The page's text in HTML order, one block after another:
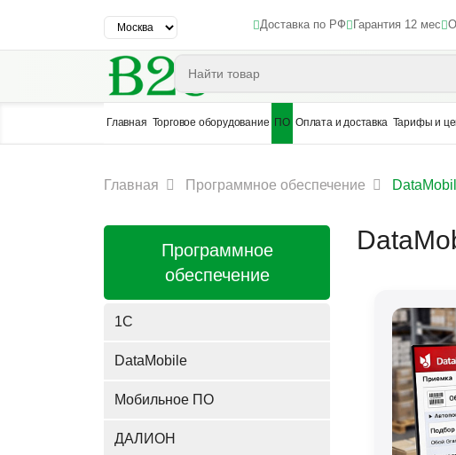
Доставка по РФ Гарантия 12 мес
Главная Торговое оборудование ПО Оплата и доставка Тарифы и
Главная Программное обеспечение
Программное
обеспечение
1C
DataMobile
Мобильное ПО
ДАЛИОН